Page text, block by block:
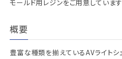
モールド用レジンをご用意しています
概要
豊富な種類を揃えているAVライトシ